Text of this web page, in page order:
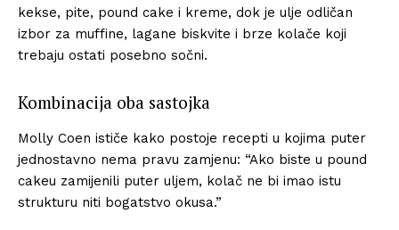
kekse, pite, pound cake i kreme, dok je ulje odličan
izbor za muffine, lagane biskvite i brze kolače koji
trebaju ostati posebno sočni.
Kombinacija oba sastojka
Molly Coen ističe kako postoje recepti u kojima puter
jednostavno nema pravu zamjenu: “Ako biste u pound
cakeu zamijenili puter uljem, kolač ne bi imao istu
strukturu niti bogatstvo okusa.”